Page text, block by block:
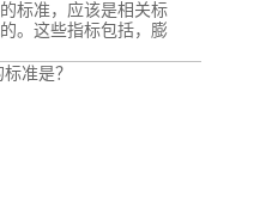
标准，应该是相关标
。这些指标包括，膨